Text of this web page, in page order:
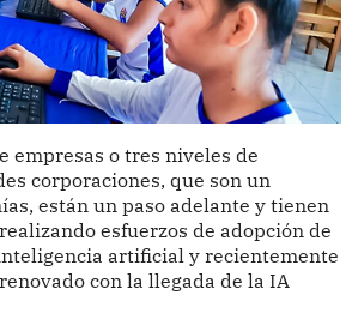
empresas o tres niveles de
corporaciones, que son un
están un paso adelante y tienen
esfuerzos de adopción de
artificial y recientemente
con la llegada de la IA